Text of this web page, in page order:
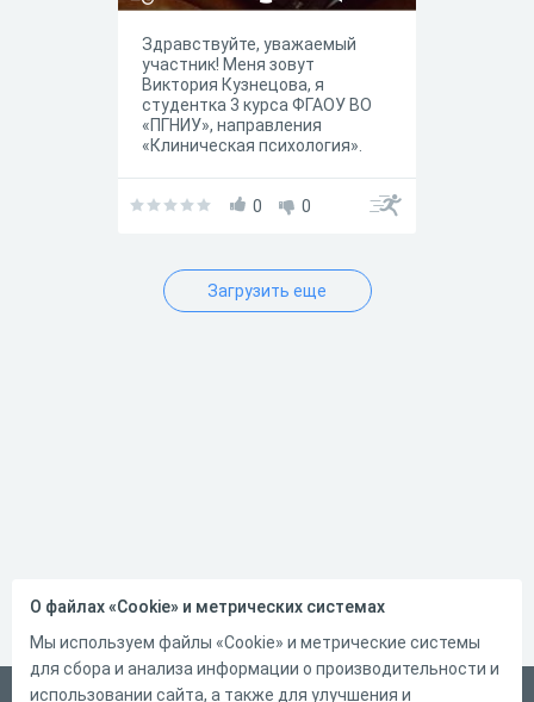
Здравствуйте, уважаемый
участник! Меня зовут
Виктория Кузнецова, я
студентка 3 курса ФГАОУ ВО
«ПГНИУ», направления
«Клиническая психология».
рамках курсовой работы,
детстве и особенностями
обучения в ВУЗе. Участие в
исследовании строго
искренне - от этого зависит
точность результатов. Здесь
нет правильных или
неправильных ответов, есть
только ваш личный опыт и
0 0
Загрузить еще
О файлах «Cookie» и метрических системах
Мы используем файлы «Cookie» и метрические системы
для сбора и анализа информации о производительности и
использовании сайта, а также для улучшения и